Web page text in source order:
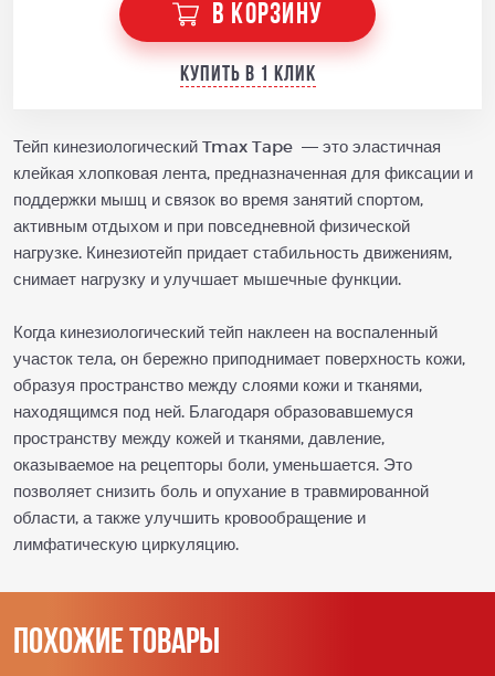
В КОРЗИНУ
Купить в 1 клик
Тейп кинезиологический Tmax Tape — это эластичная
клейкая хлопковая лента, предназначенная для фиксации и
поддержки мышц и связок во время занятий спортом,
активным отдыхом и при повседневной физической
нагрузке. Кинезиотейп придает стабильность движениям,
снимает нагрузку и улучшает мышечные функции.
Когда кинезиологический тейп наклеен на воспаленный
участок тела, он бережно приподнимает поверхность кожи,
образуя пространство между слоями кожи и тканями,
находящимся под ней. Благодаря образовавшемуся
пространству между кожей и тканями, давление,
оказываемое на рецепторы боли, уменьшается. Это
позволяет снизить боль и опухание в травмированной
области, а также улучшить кровообращение и
лимфатическую циркуляцию.
Похожие товары